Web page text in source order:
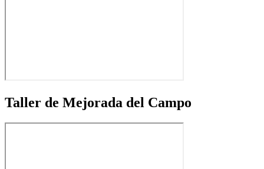
Taller de Mejorada del Campo